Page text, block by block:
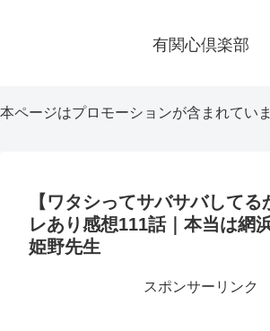
有関心倶楽部
本ページはプロモーションが含まれてい
【ワタシってサバサバして
レあり感想111話｜本当は網
姫野先生
スポンサーリンク